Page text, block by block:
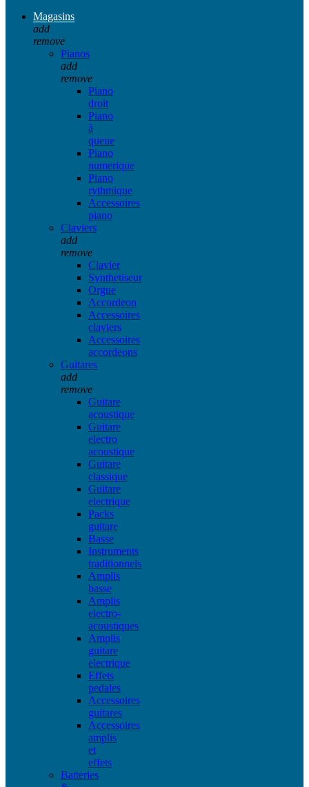
Magasins
add
remove
Pianos
add
remove
Piano
droit
Piano
à
queue
Piano
numerique
Piano
rythmique
Accessoires
piano
Claviers
add
remove
Clavier
Synthetiseur
Orgue
Accordeon
Accessoires
claviers
Accessoires
accordeons
Guitares
add
remove
Guitare
acoustique
Guitare
electro
acoustique
Guitare
classique
Guitare
electrique
Packs
guitare
Basse
Instruments
traditionnels
Amplis
basse
Amplis
electro-
acoustiques
Amplis
guitare
electrique
Effets
pedales
Accessoires
guitares
Accessoires
amplis
et
effets
Batteries